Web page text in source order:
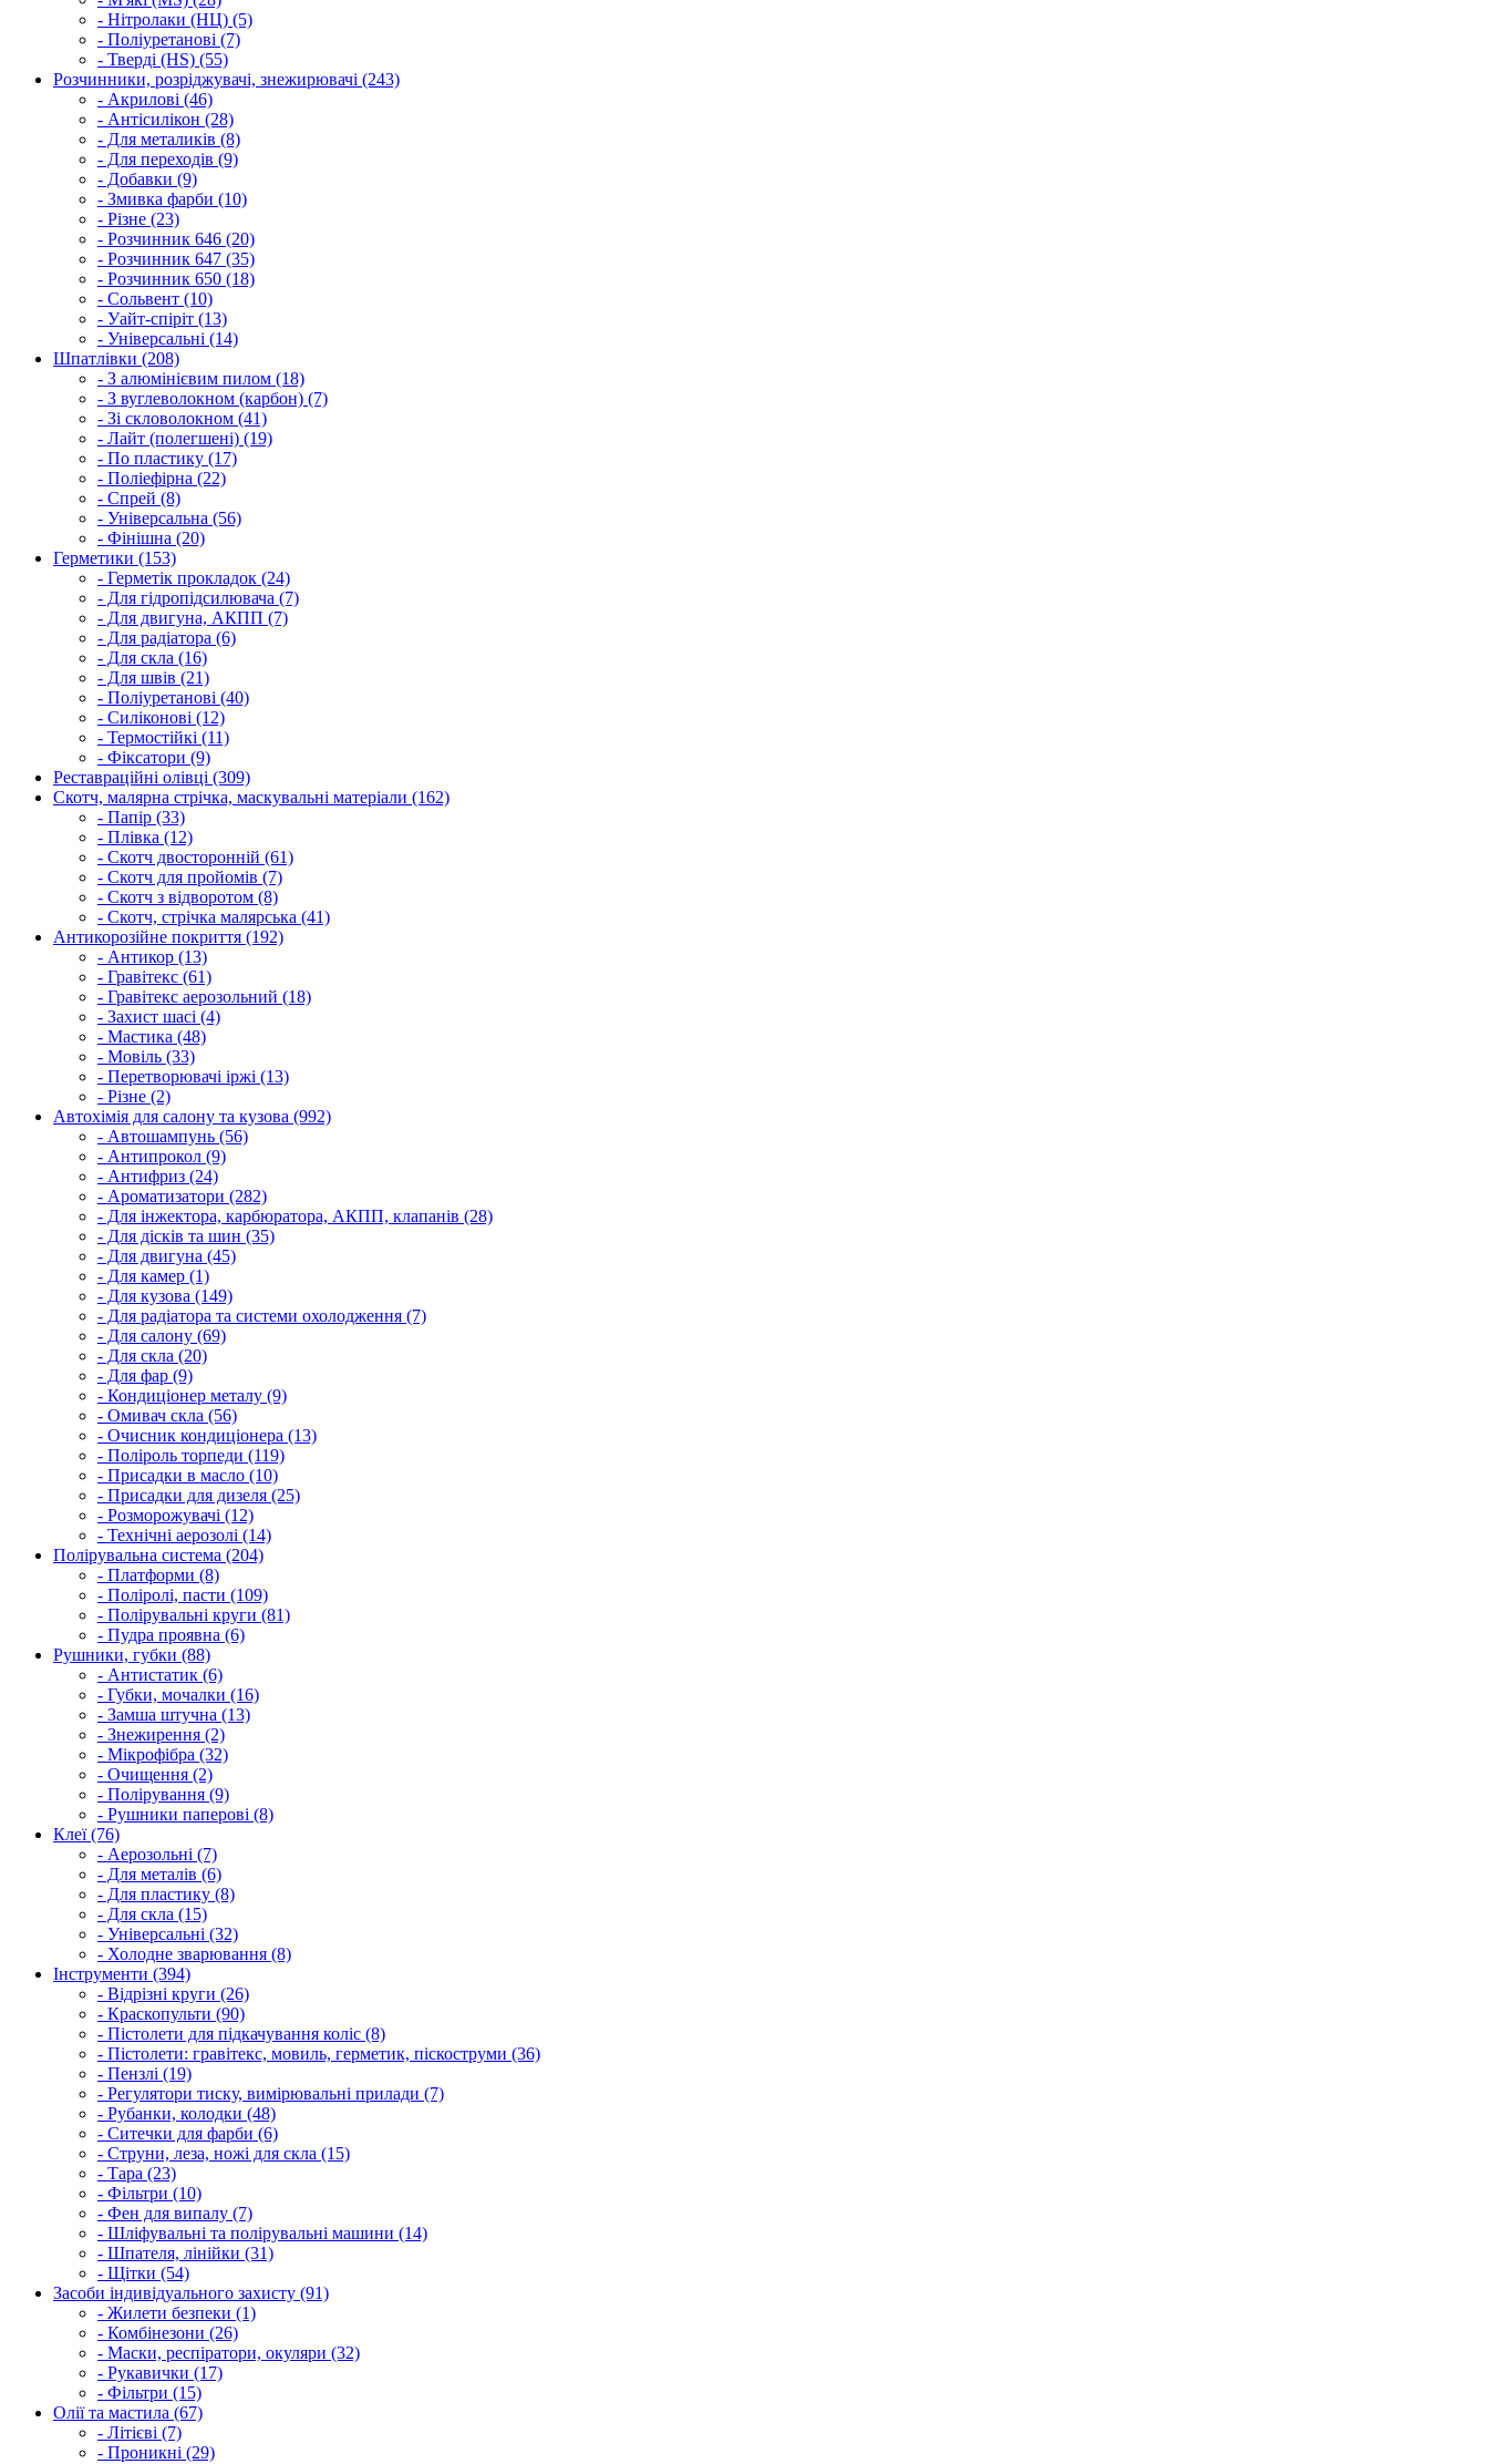
- Нітролаки (НЦ) (5)
- Поліуретанові (7)
- Тверді (HS) (55)
Розчинники, розріджувачі, знежирювачі (243)
- Акрилові (46)
- Антісилікон (28)
- Для металиків (8)
- Для переходів (9)
- Добавки (9)
- Змивка фарби (10)
- Різне (23)
- Розчинник 646 (20)
- Розчинник 647 (35)
- Розчинник 650 (18)
- Сольвент (10)
- Уайт-спіріт (13)
- Універсальні (14)
Шпатлівки (208)
- З алюмінієвим пилом (18)
- З вуглеволокном (карбон) (7)
- Зі скловолокном (41)
- Лайт (полегшені) (19)
- По пластику (17)
- Поліефірна (22)
- Спрей (8)
- Універсальна (56)
- Фінішна (20)
Герметики (153)
- Герметік прокладок (24)
- Для гідропідсилювача (7)
- Для двигуна, АКПП (7)
- Для радіатора (6)
- Для скла (16)
- Для швів (21)
- Поліуретанові (40)
- Силіконові (12)
- Термостійкі (11)
- Фіксатори (9)
Реставраційні олівці (309)
Скотч, малярна стрічка, маскувальні матеріали (162)
- Папір (33)
- Плівка (12)
- Скотч двосторонній (61)
- Скотч для пройомів (7)
- Скотч з відворотом (8)
- Скотч, стрічка малярська (41)
Антикорозійне покриття (192)
- Антикор (13)
- Гравітекс (61)
- Гравітекс аерозольний (18)
- Захист шасі (4)
- Мастика (48)
- Мовіль (33)
- Перетворювачі іржі (13)
- Різне (2)
Автохімія для салону та кузова (992)
- Автошампунь (56)
- Антипрокол (9)
- Антифриз (24)
- Ароматизатори (282)
- Для інжектора, карбюратора, АКПП, клапанів (28)
- Для дісків та шин (35)
- Для двигуна (45)
- Для камер (1)
- Для кузова (149)
- Для радіатора та системи охолодження (7)
- Для салону (69)
- Для скла (20)
- Для фар (9)
- Кондиціонер металу (9)
- Омивач скла (56)
- Очисник кондиціонера (13)
- Поліроль торпеди (119)
- Присадки в масло (10)
- Присадки для дизеля (25)
- Розморожувачі (12)
- Технічні аерозолі (14)
Полірувальна система (204)
- Платформи (8)
- Поліролі, пасти (109)
- Полірувальні круги (81)
- Пудра проявна (6)
Рушники, губки (88)
- Антистатик (6)
- Губки, мочалки (16)
- Замша штучна (13)
- Знежирення (2)
- Мікрофібра (32)
- Очищення (2)
- Полірування (9)
- Рушники паперові (8)
Клеї (76)
- Аерозольні (7)
- Для металів (6)
- Для пластику (8)
- Для скла (15)
- Універсальні (32)
- Холодне зварювання (8)
Інструменти (394)
- Відрізні круги (26)
- Краскопульти (90)
- Пістолети для підкачування коліс (8)
- Пістолети: гравітекс, мовиль, герметик, піскоструми (36)
- Пензлі (19)
- Регулятори тиску, вимірювальні прилади (7)
- Рубанки, колодки (48)
- Ситечки для фарби (6)
- Струни, леза, ножі для скла (15)
- Тара (23)
- Фільтри (10)
- Фен для випалу (7)
- Шліфувальні та полірувальні машини (14)
- Шпателя, лінійки (31)
- Щітки (54)
Засоби індивідуального захисту (91)
- Жилети безпеки (1)
- Комбінезони (26)
- Маски, респіратори, окуляри (32)
- Рукавички (17)
- Фільтри (15)
Олії та мастила (67)
- Літієві (7)
- Проникні (29)